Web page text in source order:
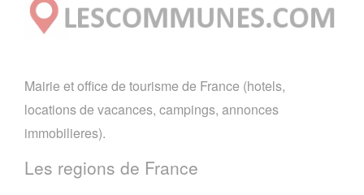
Mairie et office de tourisme de France (hotels,
locations de vacances, campings, annonces
immobilieres).
Les regions de France